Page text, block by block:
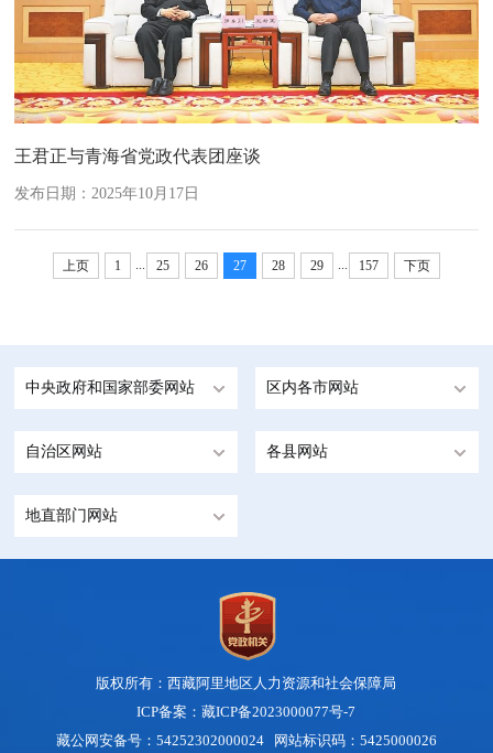
王君正与青海省党政代表团座谈
发布日期：2025年10月17日
上页 1 ... 25 26 27 28 29 ... 157 下页
中央政府和国家部委网站 区内各市网站
自治区网站 各县网站
地直部门网站
版权所有：西藏阿里地区人力资源和社会保障局
ICP备案：藏ICP备2023000077号-7
藏公网安备号：54252302000024 网站标识码：5425000026